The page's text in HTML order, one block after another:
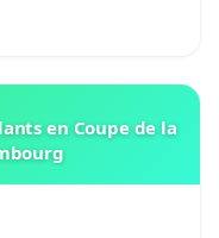
en Coupe de la